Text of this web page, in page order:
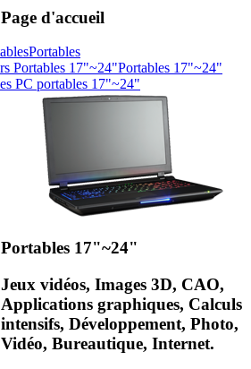
Page d'accueil
Portables
Portables 17"~24"
PC portables 17"~24"
Portables 17"~24"
Jeux vidéos, Images 3D, CAO,
Applications graphiques, Calculs
intensifs, Développement, Photo,
Vidéo, Bureautique, Internet.